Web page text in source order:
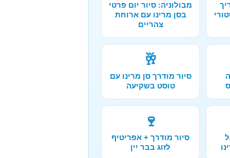
מבולוניה: סיור יום פרטי
בסן מרינו עם ארוחת
צהריים
🥂
סיור מודרך סן מרינו עם
טוסט בשקיעה
🍷
סיור מודרך + אפריטיף
לזוג בבר יין